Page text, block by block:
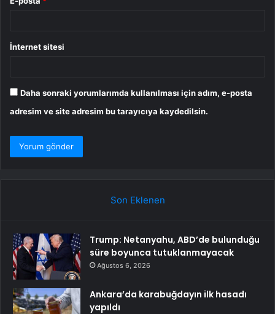
İnternet sitesi
Daha sonraki yorumlarımda kullanılması için adım, e-posta
adresim ve site adresim bu tarayıcıya kaydedilsin.
Son Eklenen
Trump: Netanyahu, ABD’de bulunduğu
süre boyunca tutuklanmayacak
Ağustos 6, 2026
Ankara’da karabuğdayın ilk hasadı
yapıldı